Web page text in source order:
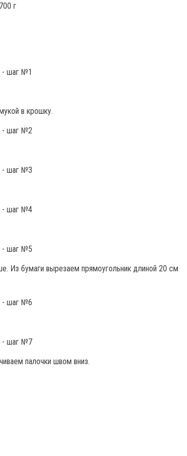
г
в крошку.
Из бумаги вырезаем прямоугольник длиной 20 см
палочки швом вниз.